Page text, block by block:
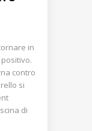
in
contro
si
di